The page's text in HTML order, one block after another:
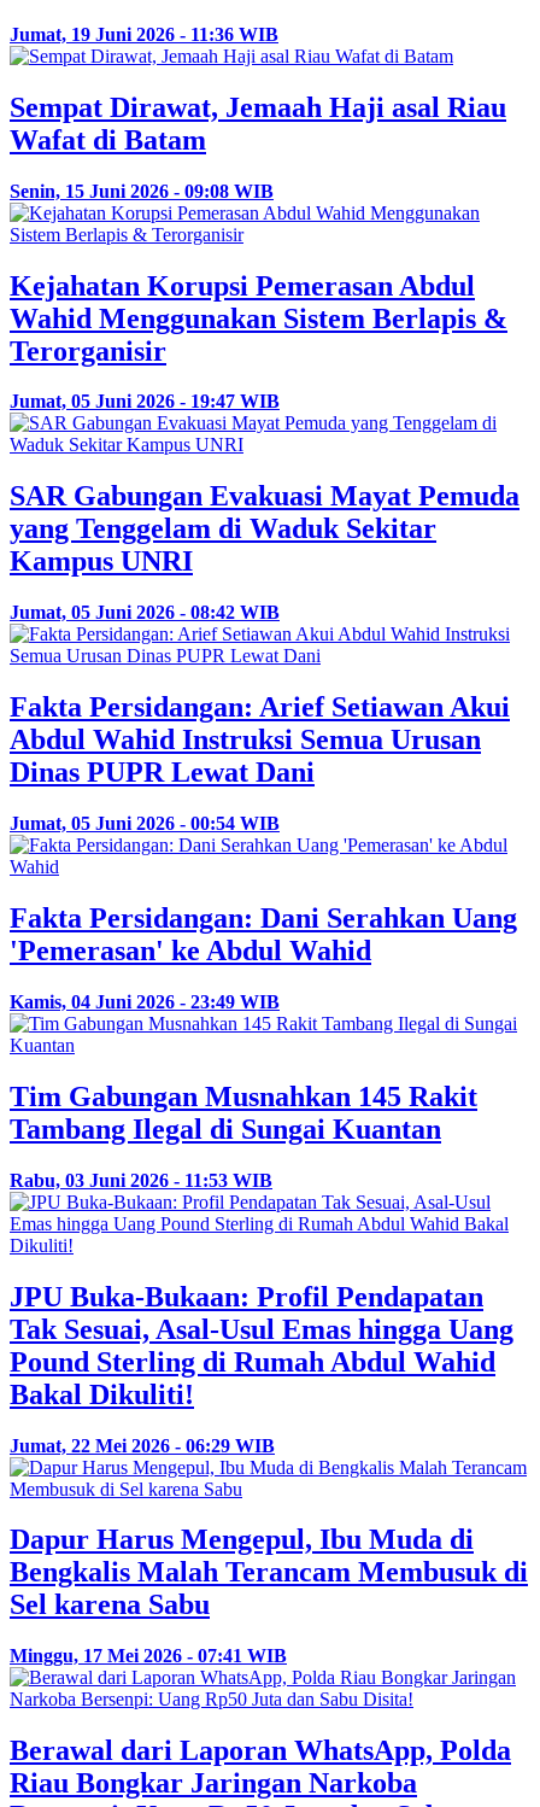
Jumat, 19 Juni 2026 - 11:36 WIB
Sempat Dirawat, Jemaah Haji asal Riau
Wafat di Batam
Senin, 15 Juni 2026 - 09:08 WIB
Kejahatan Korupsi Pemerasan Abdul
Wahid Menggunakan Sistem Berlapis &
Terorganisir
Jumat, 05 Juni 2026 - 19:47 WIB
SAR Gabungan Evakuasi Mayat Pemuda
yang Tenggelam di Waduk Sekitar
Kampus UNRI
Jumat, 05 Juni 2026 - 08:42 WIB
Fakta Persidangan: Arief Setiawan Akui
Abdul Wahid Instruksi Semua Urusan
Dinas PUPR Lewat Dani
Jumat, 05 Juni 2026 - 00:54 WIB
Fakta Persidangan: Dani Serahkan Uang
'Pemerasan' ke Abdul Wahid
Kamis, 04 Juni 2026 - 23:49 WIB
Tim Gabungan Musnahkan 145 Rakit
Tambang Ilegal di Sungai Kuantan
Rabu, 03 Juni 2026 - 11:53 WIB
JPU Buka-Bukaan: Profil Pendapatan
Tak Sesuai, Asal-Usul Emas hingga Uang
Pound Sterling di Rumah Abdul Wahid
Bakal Dikuliti!
Jumat, 22 Mei 2026 - 06:29 WIB
Dapur Harus Mengepul, Ibu Muda di
Bengkalis Malah Terancam Membusuk di
Sel karena Sabu
Minggu, 17 Mei 2026 - 07:41 WIB
Berawal dari Laporan WhatsApp, Polda
Riau Bongkar Jaringan Narkoba